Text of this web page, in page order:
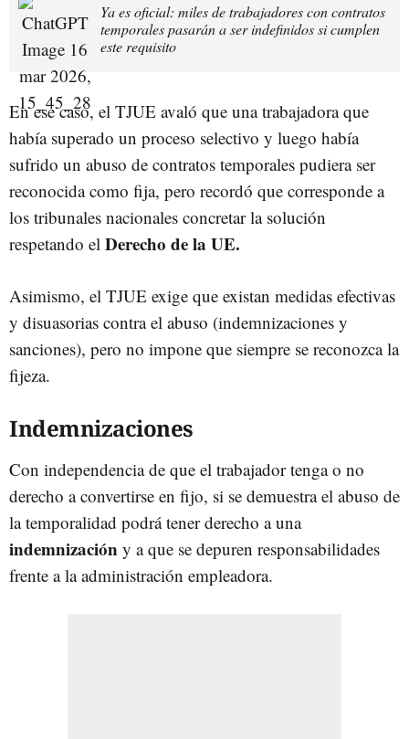
Ya es oficial: miles de trabajadores con contratos
temporales pasarán a ser indefinidos si cumplen
este requisito
En ese caso, el TJUE avaló que una trabajadora que
había superado un proceso selectivo y luego había
sufrido un abuso de contratos temporales pudiera ser
reconocida como fija, pero recordó que corresponde a
los tribunales nacionales concretar la solución
respetando el Derecho de la UE.
Asimismo, el TJUE exige que existan medidas efectivas
y disuasorias contra el abuso (indemnizaciones y
sanciones), pero no impone que siempre se reconozca la
fijeza.
Indemnizaciones
Con independencia de que el trabajador tenga o no
derecho a convertirse en fijo, si se demuestra el abuso de
la temporalidad podrá tener derecho a una
indemnización y a que se depuren responsabilidades
frente a la administración empleadora.